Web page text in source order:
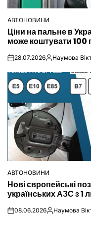
ОПУБЛІКУВАТИ
У
АВТОНОВИНИ
Ціни на пальне в
може коштувати 100
on28.07.2026Опубліковано
Наумова
ОПУБЛІКУВАТИ
У
АВТОНОВИНИ
Нові європейські
українських АЗС з 1
on08.06.2026Опубліковано
Наумова